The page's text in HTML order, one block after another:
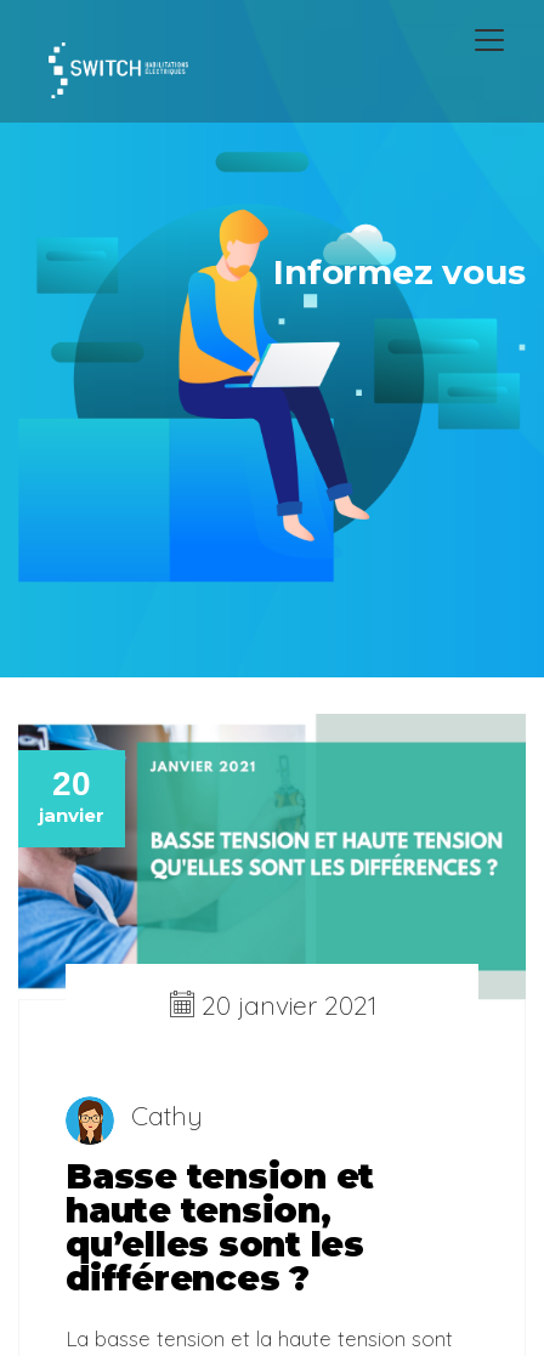
Informez vous
20
janvier
20 janvier 2021
Cathy
Basse tension et
haute tension,
qu’elles sont les
différences ?
La basse tension et la haute tension sont